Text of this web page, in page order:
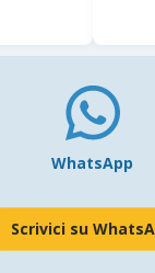
WhatsApp
Scrivici su